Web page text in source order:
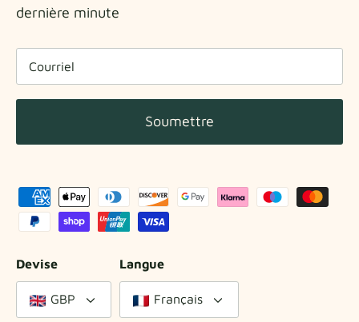
dernière minute
Soumettre
Devise
GBP
Langue
Français